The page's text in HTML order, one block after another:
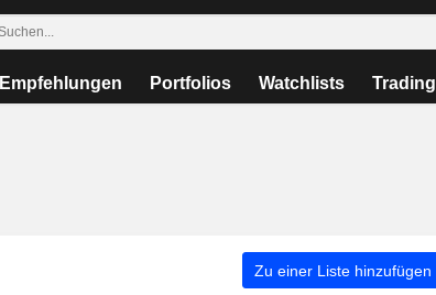
Empfehlungen Portfolios Watchlists Trading
Zu einer Liste hinzufügen